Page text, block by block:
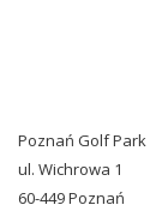
Poznań Golf Park
ul. Wichrowa 1
60-449 Poznań